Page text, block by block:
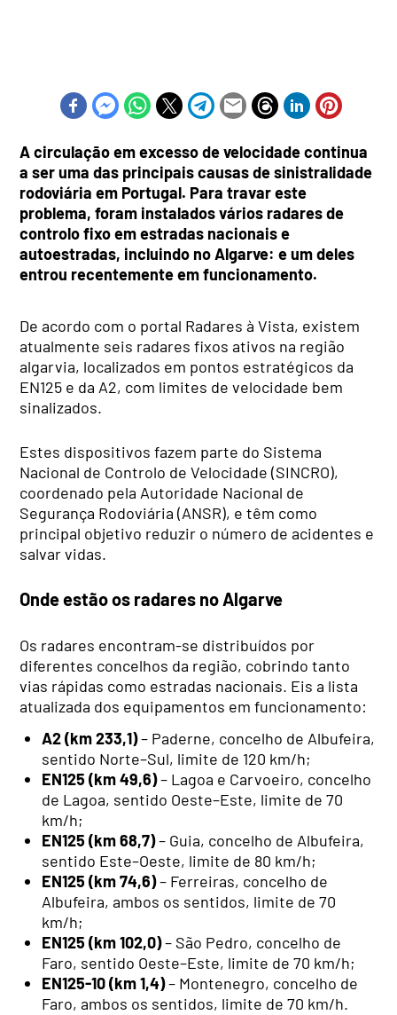
A circulação em excesso de velocidade continua
a ser uma das principais causas de sinistralidade
rodoviária em Portugal. Para travar este
problema, foram instalados vários radares de
controlo fixo em estradas nacionais e
autoestradas, incluindo no Algarve: e um deles
entrou recentemente em funcionamento.
De acordo com o portal Radares à Vista, existem
atualmente seis radares fixos ativos na região
algarvia, localizados em pontos estratégicos da
EN125 e da A2, com limites de velocidade bem
sinalizados.
Estes dispositivos fazem parte do Sistema
Nacional de Controlo de Velocidade (SINCRO),
coordenado pela Autoridade Nacional de
Segurança Rodoviária (ANSR), e têm como
principal objetivo reduzir o número de acidentes e
salvar vidas.
Onde estão os radares no Algarve
Os radares encontram-se distribuídos por
diferentes concelhos da região, cobrindo tanto
vias rápidas como estradas nacionais. Eis a lista
atualizada dos equipamentos em funcionamento:
A2 (km 233,1)– Paderne, concelho de Albufeira,
sentido Norte–Sul, limite de 120 km/h;
EN125 (km 49,6)– Lagoa e Carvoeiro, concelho
de Lagoa, sentido Oeste–Este, limite de 70
km/h;
EN125 (km 68,7)– Guia, concelho de Albufeira,
sentido Este–Oeste, limite de 80 km/h;
EN125 (km 74,6)– Ferreiras, concelho de
Albufeira, ambos os sentidos, limite de 70
km/h;
EN125 (km 102,0)– São Pedro, concelho de
Faro, sentido Oeste–Este, limite de 70 km/h;
EN125-10 (km 1,4)– Montenegro, concelho de
Faro, ambos os sentidos, limite de 70 km/h.